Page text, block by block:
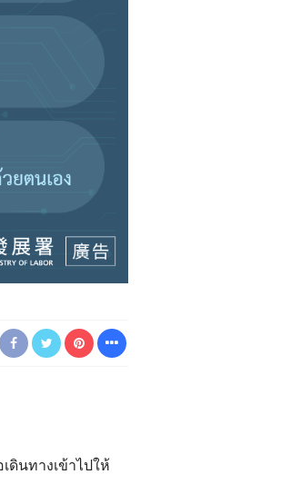
ดินทางเข้าไปให้